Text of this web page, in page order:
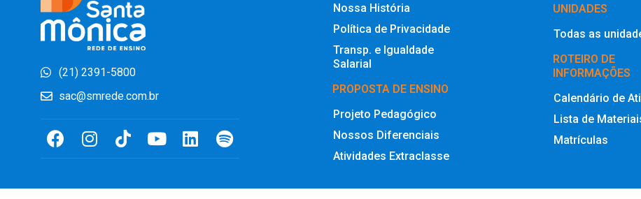
(21) 2391-5800
sac@smrede.com.br
Nossa História
Política de Privacidade
Transp. e Igualdade
Salarial
PROPOSTA DE ENSINO
Projeto Pedagógico
Nossos Diferenciais
Atividades Extraclasse
UNIDADES
Todas as
ROTEIRO DE
INFORMAÇÕES
Calendário de
Lista de
Matrículas